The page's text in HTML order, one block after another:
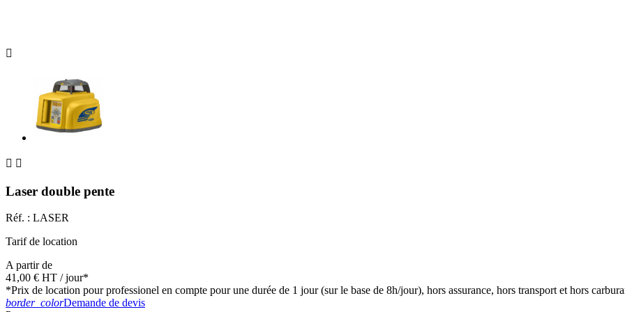

 
Laser double pente
Réf. : LASER
Tarif de location
A partir de
41,00 € HT / jour*
*Prix de location pour professionel en compte pour une durée de 1 jour (sur le base de 8h/jour), hors assurance, hors transport et hors
border_colorDemande de devis